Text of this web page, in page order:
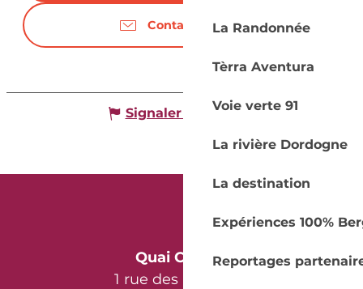
La Randonnée
Tèrra Aventura
Voie verte 91
La rivière Dordogne
La destination
Expériences 100%
Reportages
Contactez-nous
Signaler une erreur
Quai Cyrano
1 rue des Récollets